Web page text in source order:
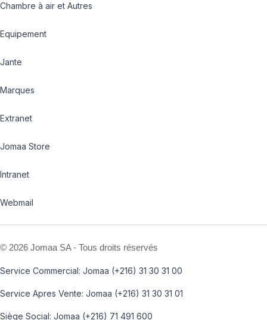
Chambre à air et Autres
Equipement
Jante
Marques
Extranet
Jomaa Store
Intranet
Webmail
© 2026 Jomaa SA - Tous droits réservés
Service Commercial: Jomaa (+216) 31 30 31 00
Service Apres Vente: Jomaa (+216) 31 30 31 01
Siège Social: Jomaa (+216) 71 491 600